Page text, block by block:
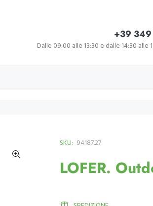
+39
Dalle 09:00 alle 13:30 e dalle 14:30 alle
SKU: 94187.27
LOFER.